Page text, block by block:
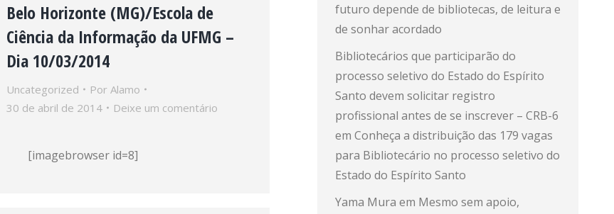
Belo Horizonte (MG)/Escola de
Ciência da Informação da UFMG –
Dia 10/03/2014
Uncategorized Por Alamo
30 de abril de 2014
Deixe um comentário
[imagebrowser id=8]
futuro depende de bibliotecas, de leitura e
de sonhar acordado
Bibliotecários que participarão do
processo seletivo do Estado do Espírito
Santo devem solicitar registro
profissional antes de se inscrever – CRB-6
em Conheça a distribuição das 179 vagas
para Bibliotecário no processo seletivo do
Estado do Espírito Santo
Yama Mura em Mesmo sem apoio,